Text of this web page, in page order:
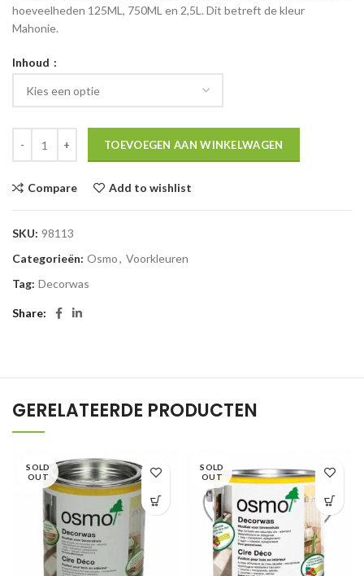
hoeveelheden 125ML, 750ML en 2,5L. Dit betreft de kleur
Mahonie.
Inhoud
TOEVOEGEN AAN WINKELWAGEN
Compare Add to wishlist
SKU: 98113
Categorieën: Osmo, Voorkleuren
Tag: Decorwas
Share
GERELATEERDE PRODUCTEN
SOLD
OUT
SOLD
OUT